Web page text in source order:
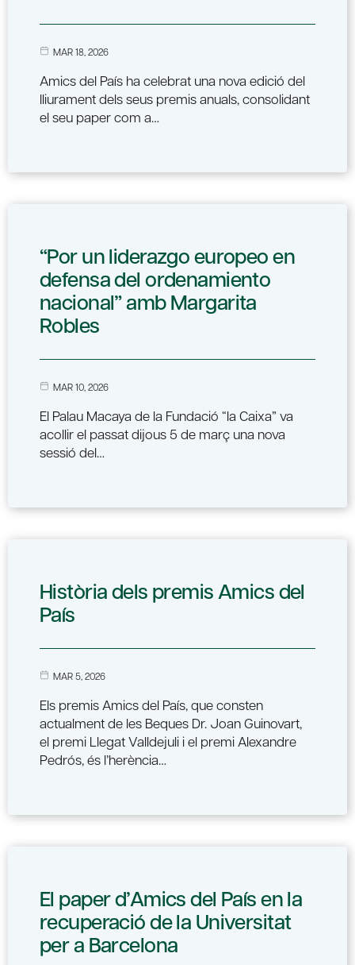
MAR 18, 2026
Amics del País ha celebrat una nova edició del
lliurament dels seus premis anuals, consolidant
el seu paper com a…
“Por un liderazgo europeo en
defensa del ordenamiento
nacional” amb Margarita
Robles
MAR 10, 2026
El Palau Macaya de la Fundació “la Caixa” va
acollir el passat dijous 5 de març una nova
sessió del…
Història dels premis Amics del
País
MAR 5, 2026
Els premis Amics del País, que consten
actualment de les Beques Dr. Joan Guinovart,
el premi Llegat Valldejuli i el premi Alexandre
Pedrós, és l’herència…
El paper d’Amics del País en la
recuperació de la Universitat
per a Barcelona